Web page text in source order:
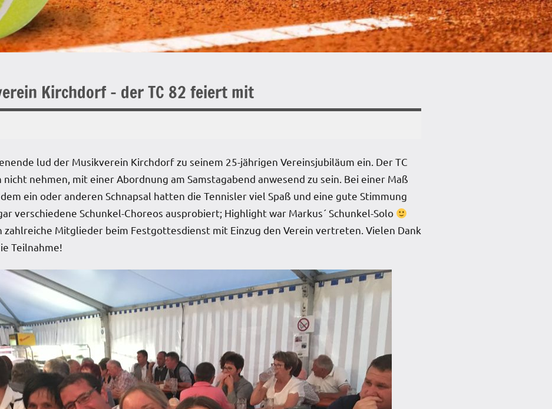
Kirchdorf – der TC 82 feiert mit
lud der Musikverein Kirchdorf zu seinem 25-jährigen Vereinsjubiläum ein. Der TC
nehmen, mit einer Abordnung am Samstagabend anwesend zu sein. Bei einer Maß
ein oder anderen Schnapsal hatten die Tennisler viel Spaß und eine gute Stimmung
verschiedene Schunkel-Choreos ausprobiert; Highlight war Markus´ Schunkel-Solo
zahlreiche Mitglieder beim Festgottesdienst mit Einzug den Verein vertreten. Vielen Dank
Teilnahme!